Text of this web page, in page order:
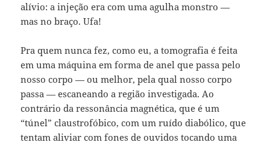
alívio: a injeção era com uma agulha monstro —
mas no braço. Ufa!
Pra quem nunca fez, como eu, a tomografia é feita
em uma máquina em forma de anel que passa pelo
nosso corpo — ou melhor, pela qual nosso corpo
passa — escaneando a região investigada. Ao
contrário da ressonância magnética, que é um
“túnel” claustrofóbico, com um ruído diabólico, que
tentam aliviar com fones de ouvidos tocando uma